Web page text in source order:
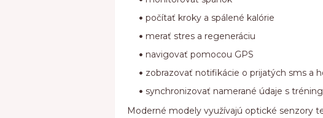
počítať kroky a spálené kalórie
merať stres a regeneráciu
navigovať pomocou GPS
zobrazovať notifikácie o prijatých sms a
synchronizovať namerané údaje s
Moderné modely využívajú optické senzory